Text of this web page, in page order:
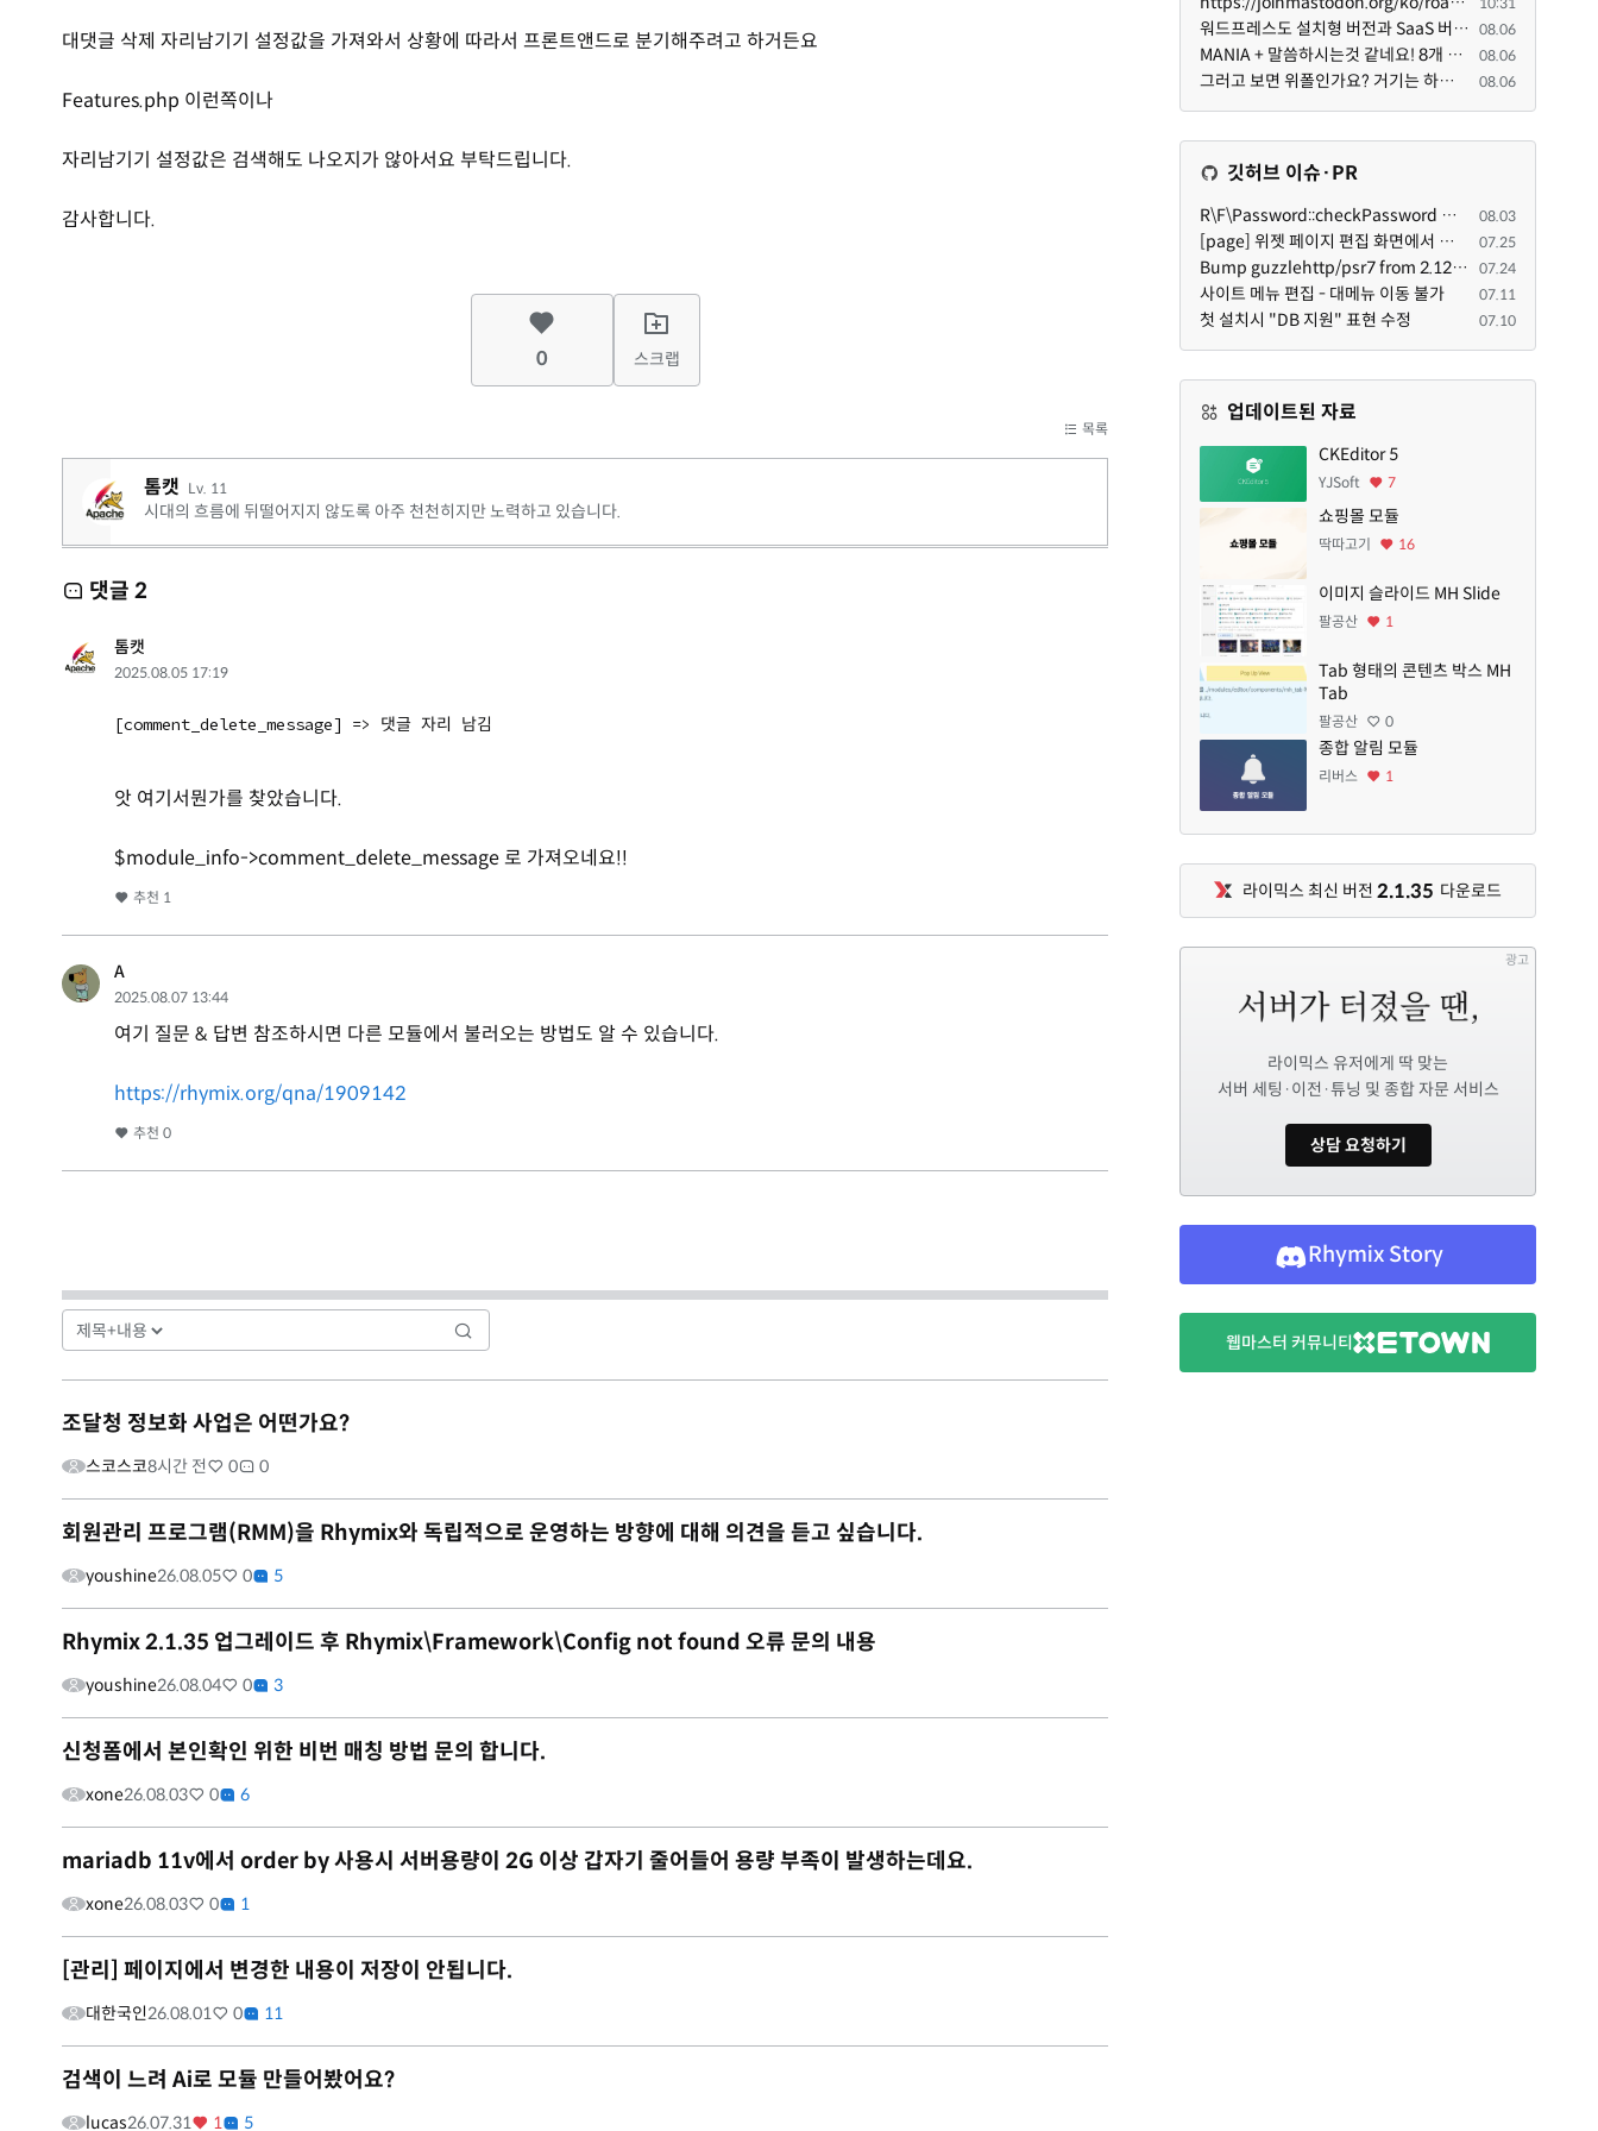
대댓글 삭제 자리남기기 설정값을 가져와서 상황에 따라서 프론트앤드로 분기해주려고 하거든요
Features.php 이런쪽이나
자리남기기 설정값은 검색해도 나오지가 않아서요 부탁드립니다.
감사합니다.
0 스크랩
목록
톰캣 Lv. 11
시대의 흐름에 뒤떨어지지 않도록 아주 천천히지만 노력하고 있습니다.
댓글 2
톰캣
2025.08.05 17:19
[comment_delete_message] => 댓글 자리 남김
앗 여기서뭔가를 찾았습니다.
$module_info->comment_delete_message 로 가져오네요!!
추천 1
A
2025.08.07 13:44
여기 질문 & 답변 참조하시면 다른 모듈에서 불러오는 방법도 알 수 있습니다.
https://rhymix.org/qna/1909142
추천 0
조달청 정보화 사업은 어떤가요?
스코스코8시간 전 0 0
회원관리 프로그램(RMM)을 Rhymix와 독립적으로 운영하는 방향에 대해 의견을 듣고 싶습니다.
youshine26.08.05 0 5
Rhymix 2.1.35 업그레이드 후 Rhymix\Framework\Config not found 오류 문의 내용
youshine26.08.04 0 3
신청폼에서 본인확인 위한 비번 매칭 방법 문의 합니다.
xone26.08.03 0 6
mariadb 11v에서 order by 사용시 서버용량이 2G 이상 갑자기 줄어들어 용량 부족이 발생하는데요.
xone26.08.03 0 1
[관리] 페이지에서 변경한 내용이 저장이 안됩니다.
대한국인26.08.01 0 11
검색이 느려 Ai로 모듈 만들어봤어요?
lucas26.07.31 1 5
워드프레스도 설치형 버전과 SaaS 버전(워드프레스닷컴)은 다른 점이 많습니다. SaaS로 제공한다면 GPL 라이... 08.06
MANIA + 말씀하시는것 같네요! 8개 정도의 커뮤니티가 저 MANIA+ 기반으로 구축된거로 알고 있습니다. SaaS ... 08.06
그러고 보면 위폴인가요? 거기는 하단바를 보니까 커뮤니티 빌딩 SaaS 솔루션을 사용하고 있는거 같더라고요... 08.06
깃허브 이슈·PR
R\F\Password::checkPassword 함수 해시 알고리즘을 암시적으로 호출하는 경우 Argon2id 해시 비교 실패 08.03
[page] 위젯 페이지 편집 화면에서 위젯이 Context의 module_info를 덮어쓰면 저장이 ERR_ACT_IS_NOT_STANDALONE으로 실패 07.25
Bump guzzlehttp/psr7 from 2.12.1 to 2.12.3 in /common 07.24
사이트 메뉴 편집 - 대메뉴 이동 불가 07.11
첫 설치시 "DB 지원" 표현 수정 07.10
업데이트된 자료
CKEditor 5
YJSoft 7
쇼핑몰 모듈
딱따고기 16
이미지 슬라이드 MH Slide
팔공산 1
Tab 형태의 콘텐츠 박스 MH
Tab
팔공산 0
종합 알림 모듈
리버스 1
라이믹스 최신 버전 2.1.35 다운로드
광고
라이믹스 유저에게 딱 맞는
서버 세팅·이전·튜닝 및 종합 자문 서비스
상담 요청하기
Rhymix Story
웹마스터 커뮤니티